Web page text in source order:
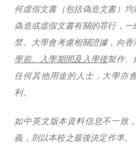
何虛假文書（包括偽造文書）
偽造或虛假文書有關的罪行，
禁。大學會考慮相關證據，向
學前、入學期間及入學後製作、
任何其他用途的人士，大學亦
利。
如中英文版本資料信息不一致
義，則以本校之最後決定作準。